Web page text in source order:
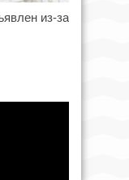
из-за